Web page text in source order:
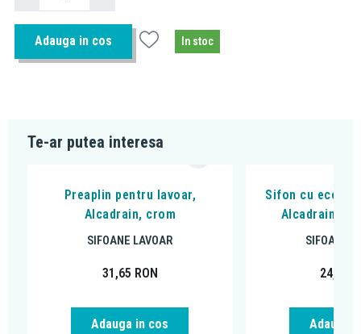
Adauga in cos In stoc
Te-ar putea interesa
Preaplin pentru lavoar,
Alcadrain, crom
SIFOANE LAVOAR
31,65 RON
Adauga in cos
Sifon cu
Alcadrain cu
SIFOANE
24,44
Adauga